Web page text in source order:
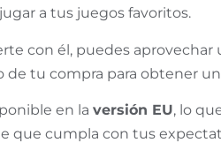
a tus juegos favoritos.
con él, puedes
tu compra para obtener
en la versión EU, lo
que cumpla con tus